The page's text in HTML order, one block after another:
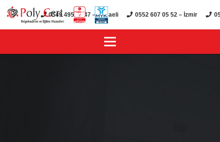
0549 495 01 47 – Kocaeli 0552 607 05 52 – İzmir